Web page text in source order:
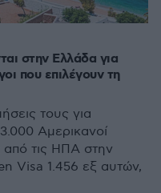
στην Ελλάδα για
που επιλέγουν τη
τους για
Αμερικανοί
από τις ΗΠΑ στην
Visa 1.456 εξ αυτών,